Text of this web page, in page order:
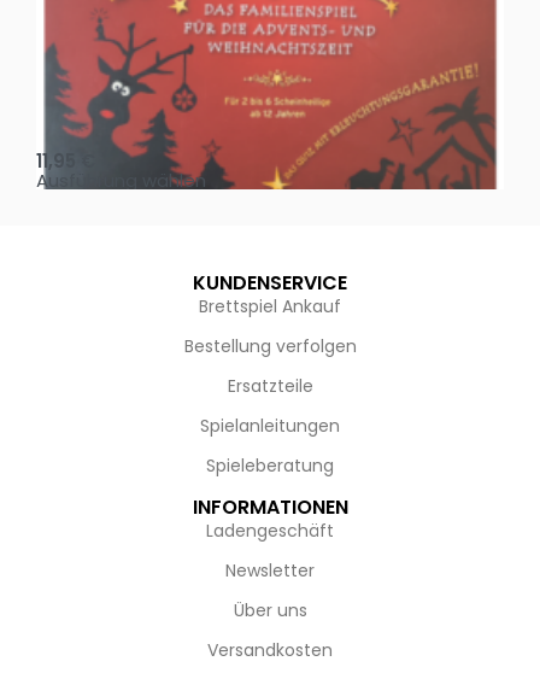
Oh, heilige Nacht!
11,95
Ausführung wählen
KUNDENSERVICE
Brettspiel Ankauf
Bestellung verfolgen
Ersatzteile
Spielanleitungen
Spieleberatung
INFORMATIONEN
Ladengeschäft
Newsletter
Über uns
Versandkosten